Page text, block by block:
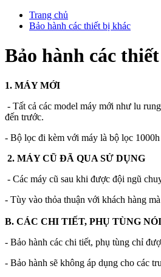
Trang chủ
Bảo hành các thiết bị khác
Bảo hành các
1. MÁY MỚI
- Tất cả các model máy mới như lu
đến trước.
- Bộ lọc đi kèm với máy là bộ lọc
2. MÁY CŨ ĐÃ QUA SỬ DỤNG
- Các máy cũ sau khi được đội ngũ
- Tùy vào thỏa thuận với khách hàng
B. CÁC CHI TIẾT, PHỤ TÙNG
- Bảo hành các chi tiết, phụ tùng chỉ
- Bảo hành sẽ không áp dụng cho các